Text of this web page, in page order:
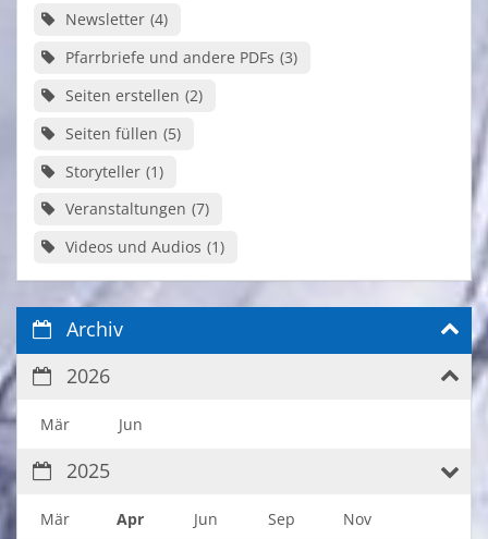
Newsletter 4
Pfarrbriefe und andere PDFs 3
Seiten erstellen 2
Seiten füllen 5
Storyteller 1
Veranstaltungen 7
Videos und Audios 1
Archiv
2026
Mär Jun
2025
Mär Apr Jun Sep Nov